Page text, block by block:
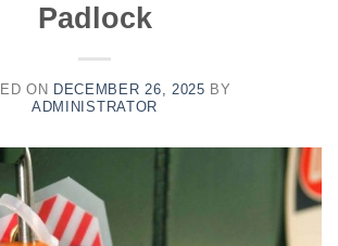
Padlock
ON DECEMBER 26, 2025 BY
ADMINISTRATOR